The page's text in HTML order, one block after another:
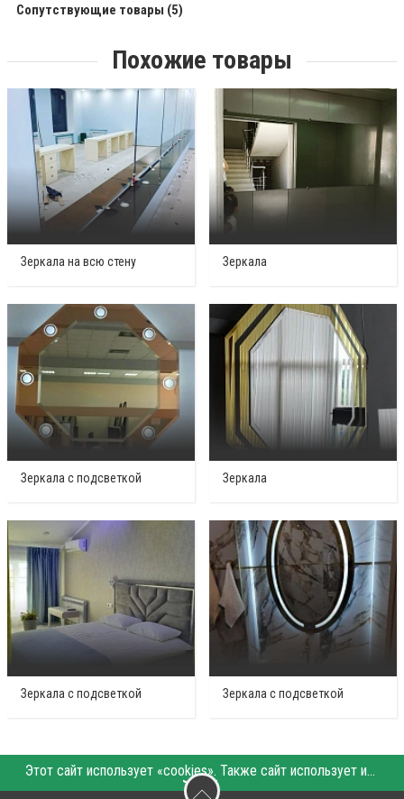
Сопутствующие товары (5)
Похожие товары
Зеркала на всю стену Зеркала
Зеркала с подсветкой Зеркала
Зеркала с подсветкой Зеркала с подсветкой
Этот сайт использует «cookies». Также сайт использует интернет-сервис для сбора технических данных касательно посетителей с целью получения маркетинговой и статистической информации. Условия обработки данных посетителей сайта см.
〉